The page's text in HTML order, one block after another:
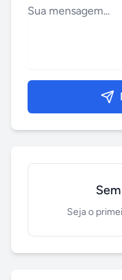
Seja o